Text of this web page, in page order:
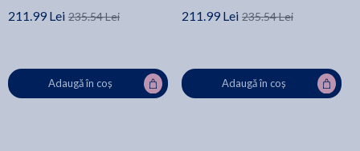
211.99 Lei 235.54 Lei
Adaugă în coș
211.99 Lei 235.54 Lei
Adaugă în coș